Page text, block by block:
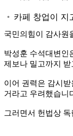
국민의힘이 감사원
박성훈 수석대변인
제보나 밀고까지
이어 권력은 감시
거라고 우려했습니
그러면서 헌법상